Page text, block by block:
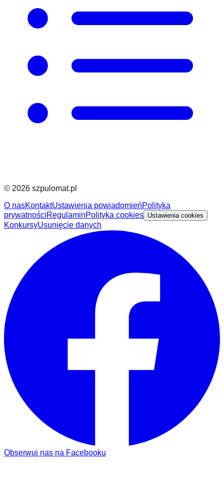
© 2026 szpulomat.pl
O nasKontaktUstawienia powiadomieńPolityka
prywatnościRegulaminPolityka cookies Ustawienia cookies
KonkursyUsunięcie danych
Obserwuj nas na Facebooku